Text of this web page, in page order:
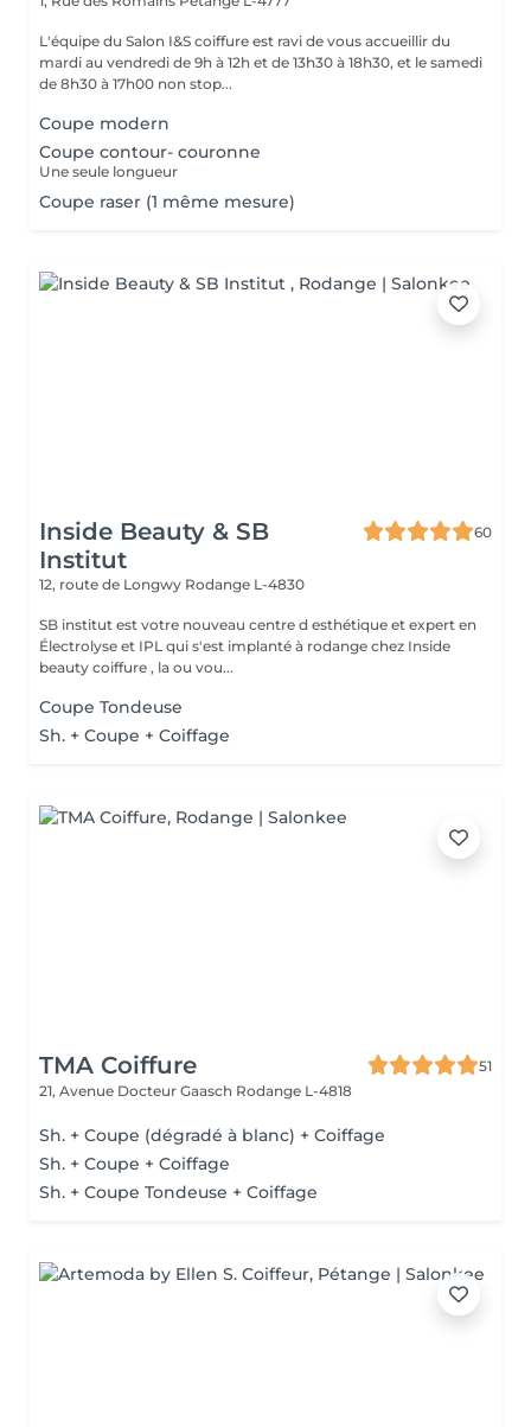
L'équipe du Salon I&S coiffure est ravi de vous accueillir du
mardi au vendredi de 9h à 12h et de 13h30 à 18h30, et le samedi
de 8h30 à 17h00 non stop...
Coupe modern
Coupe contour- couronne
Une seule longueur
Coupe raser (1 même mesure)
Inside Beauty & SB
Institut
60
12, route de Longwy Rodange L-4830
SB institut est votre nouveau centre d esthétique et expert en
Électrolyse et IPL qui s'est implanté à rodange chez Inside
beauty coiffure , la ou vou...
Coupe Tondeuse
Sh. + Coupe + Coiffage
TMA Coiffure
51
21, Avenue Docteur Gaasch Rodange L-4818
Sh. + Coupe (dégradé à blanc) + Coiffage
Sh. + Coupe + Coiffage
Sh. + Coupe Tondeuse + Coiffage